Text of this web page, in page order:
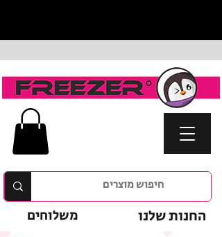
החנות שלנו משלוחים